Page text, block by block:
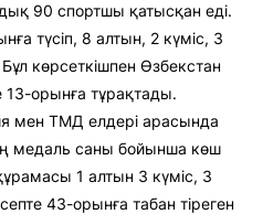
90 спортшы қатысқан еді.
түсіп, 8 алтын, 2 күміс, 3
көрсеткішпен Өзбекстан
орынға тұрақтады.
мен ТМД елдері арасында
медаль саны бойынша көш
1 алтын 3 күміс, 3
43-орынға табан тіреген